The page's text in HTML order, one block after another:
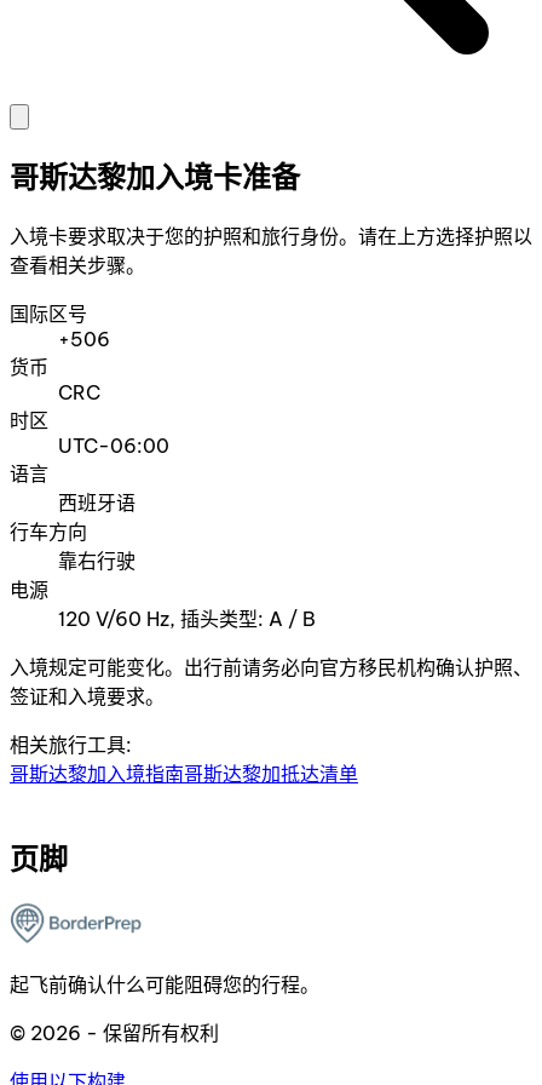
哥斯达黎加入境卡准备
入境卡要求取决于您的护照和旅行身份。请在上方选择护照以
查看相关步骤。
国际区号
+506
货币
CRC
时区
UTC-06:00
语言
西班牙语
行车方向
靠右行驶
电源
120 V/60 Hz, 插头类型: A / B
入境规定可能变化。出行前请务必向官方移民机构确认护照、
签证和入境要求。
相关旅行工具:
哥斯达黎加入境指南哥斯达黎加抵达清单
页脚
起飞前确认什么可能阻碍您的行程。
© 2026 - 保留所有权利